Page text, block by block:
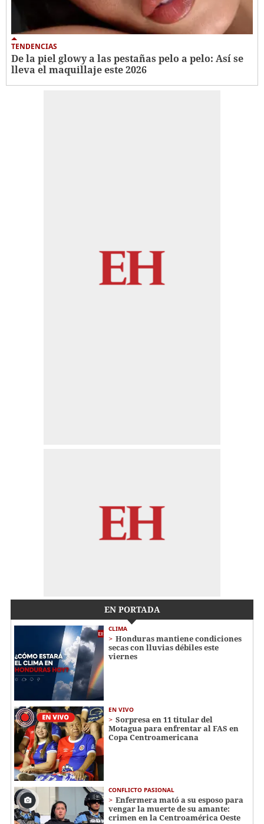
TENDENCIAS
De la piel glowy a las pestañas pelo a pelo: Así se
lleva el maquillaje este 2026
EN PORTADA
CLIMA
Honduras mantiene condiciones
secas con lluvias débiles este
viernes
EN VIVO
Sorpresa en 11 titular del
Motagua para enfrentar al FAS en
Copa Centroamericana
CONFLICTO PASIONAL
Enfermera mató a su esposo para
vengar la muerte de su amante:
crimen en la Centroamérica Oeste